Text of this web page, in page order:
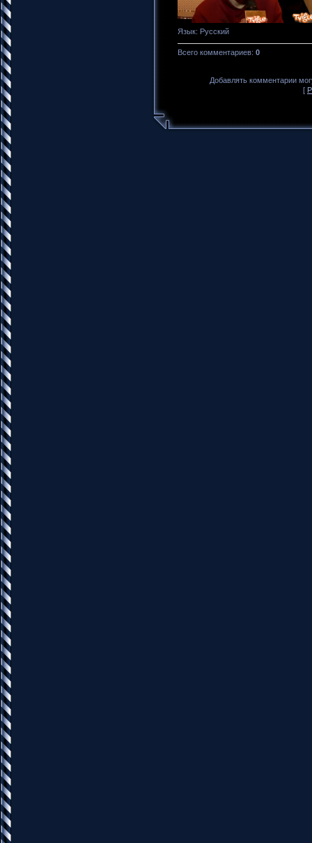
Язык: Русский
Всего комментариев: 0
Добавлять комментарии
[